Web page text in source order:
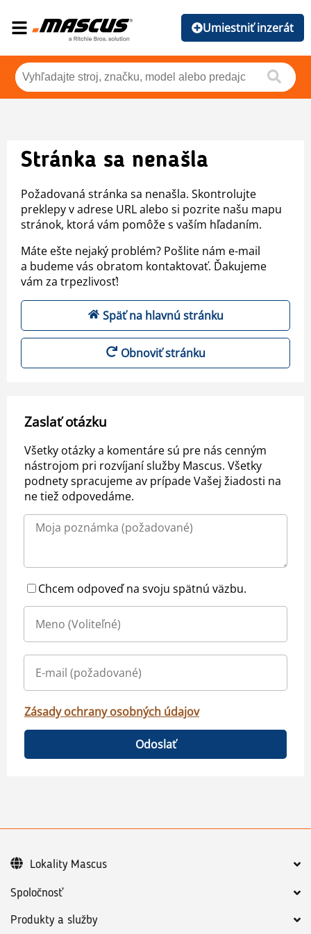
Umiestniť inzerát
Stránka sa nenašla
Požadovaná stránka sa nenašla. Skontrolujte
preklepy v adrese URL alebo si pozrite našu mapu
stránok, ktorá vám pomôže s vaším hľadaním.
Máte ešte nejaký problém? Pošlite nám e-mail
a budeme vás obratom kontaktovať. Ďakujeme
vám za trpezlivosť!
Späť na hlavnú stránku
Obnoviť stránku
Zaslať otázku
Všetky otázky a komentáre sú pre nás cenným
nástrojom pri rozvíjaní služby Mascus. Všetky
podnety spracujeme av prípade Vašej žiadosti na
ne tiež odpovedáme.
Chcem odpoveď na svoju spätnú väzbu.
Zásady ochrany osobných údajov
Odoslať
Spoločnosť
Produkty a služby
Lokality Mascus